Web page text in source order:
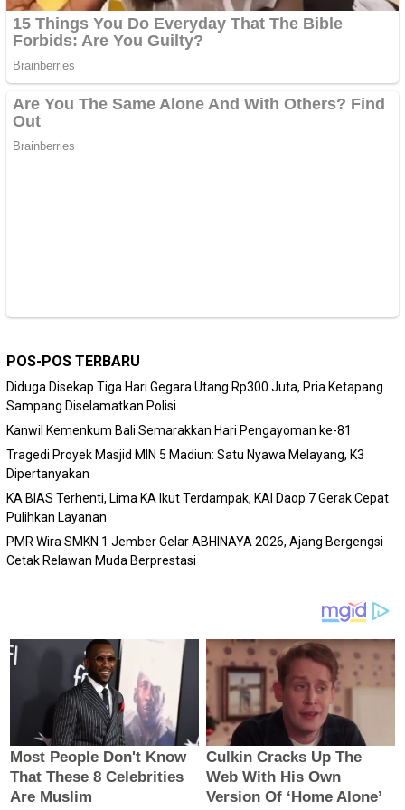
POS-POS TERBARU
Diduga Disekap Tiga Hari Gegara Utang Rp300 Juta, Pria Ketapang
Sampang Diselamatkan Polisi
Kanwil Kemenkum Bali Semarakkan Hari Pengayoman ke-81
Tragedi Proyek Masjid MIN 5 Madiun: Satu Nyawa Melayang, K3
Dipertanyakan
KA BIAS Terhenti, Lima KA Ikut Terdampak, KAI Daop 7 Gerak Cepat
Pulihkan Layanan
PMR Wira SMKN 1 Jember Gelar ABHINAYA 2026, Ajang Bergengsi
Cetak Relawan Muda Berprestasi